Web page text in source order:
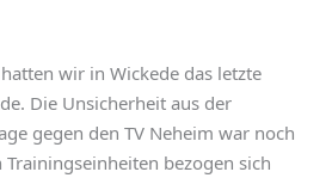
wir in Wickede das letzte
Die Unsicherheit aus der
gegen den TV Neheim war noch
bezogen sich